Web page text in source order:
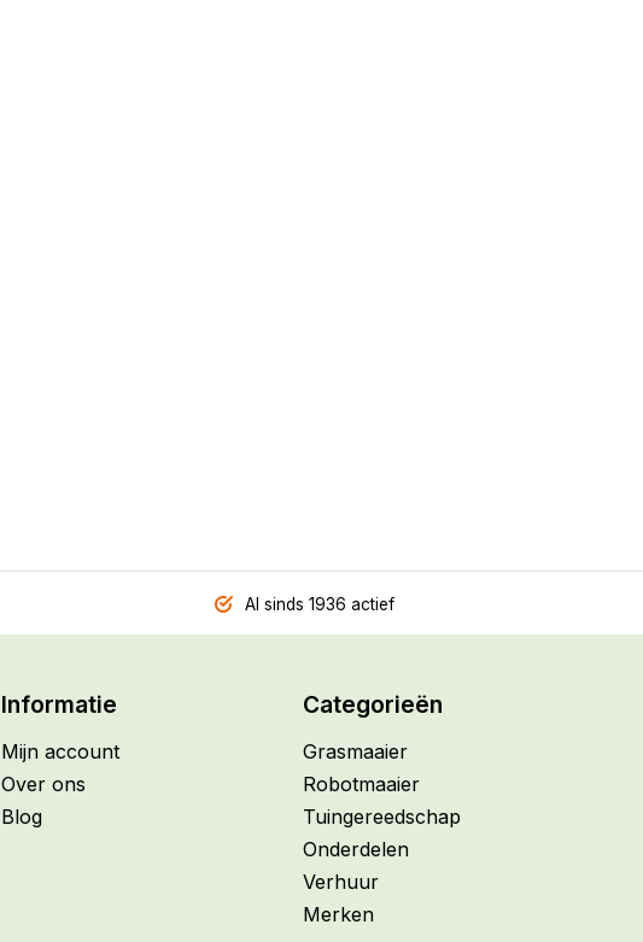
Al sinds 1936 actief
Informatie
Mijn account
Over ons
Blog
Categorieën
Grasmaaier
Robotmaaier
Tuingereedschap
Onderdelen
Verhuur
Merken